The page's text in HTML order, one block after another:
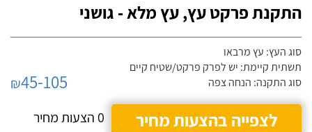
התקנת פרקט עץ, עץ מלא - גושני
סוג העץ: עץ מרבאו
תשתית קיימת: יש לפרק פרקט/שטיח קיים
סוג התקנה: הנחה צפה
₪45-105
לצפייה בהצעות מחיר
0 הצעות מחיר